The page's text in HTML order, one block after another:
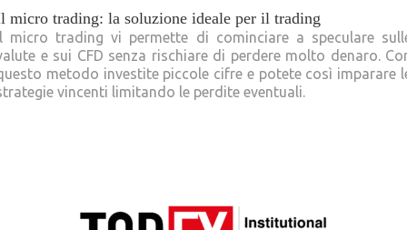
micro trading: la soluzione ideale per il trading
micro trading vi permette di cominciare a speculare
e sui CFD senza rischiare di perdere molto denaro.
metodo investite piccole cifre e potete così imparare
vincenti limitando le perdite eventuali.